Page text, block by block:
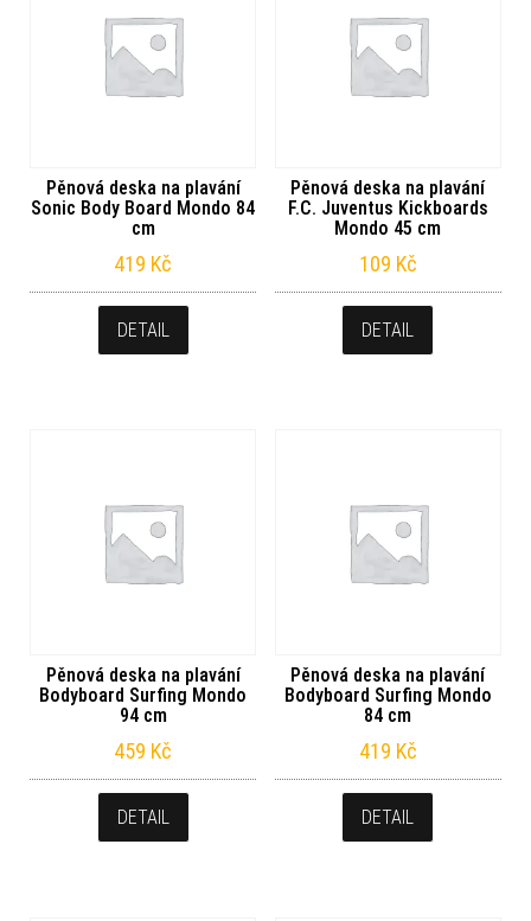
Pěnová deska na plavání
Sonic Body Board Mondo 84
cm
419 Kč
DETAIL
Pěnová deska na plavání
F.C. Juventus Kickboards
Mondo 45 cm
109 Kč
DETAIL
Pěnová deska na plavání
Bodyboard Surfing Mondo
94 cm
459 Kč
DETAIL
Pěnová deska na plavání
Bodyboard Surfing Mondo
84 cm
419 Kč
DETAIL